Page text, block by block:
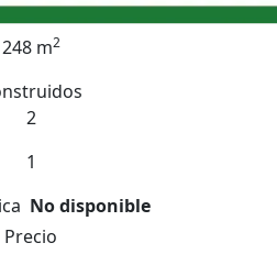
248 m2
2
1
No disponible
Precio